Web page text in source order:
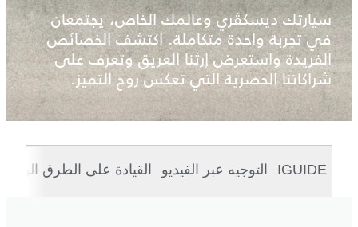
سيارتك ديسكڤري وعالمك الخاص، يجتمعان
في تجربة واحدة متكاملة. اكتشف الخصائص
الفريدة واستعرض إرثنا العريق وتعرف على
شراكاتنا الحصرية التي تعكس روح التميز.
IGUIDE التوجيه عبر الفيديو القيادة على الطرق الوعرة